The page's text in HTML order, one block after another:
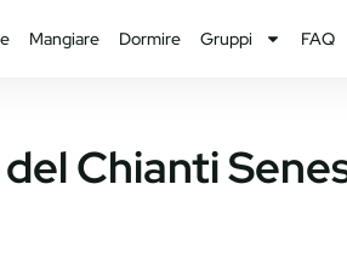
Mangiare Dormire Gruppi FAQ
Chianti